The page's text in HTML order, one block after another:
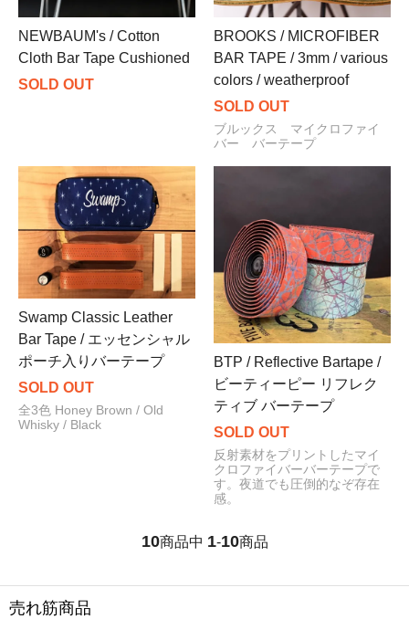
NEWBAUM's / Cotton
Cloth Bar Tape Cushioned
SOLD OUT
BROOKS / MICROFIBER
BAR TAPE / 3mm / various
colors / weatherproof
SOLD OUT
ブルックス マイクロファイ
バー バーテープ
Swamp Classic Leather
Bar Tape / エッセンシャル
ポーチ入りバーテープ
SOLD OUT
全3色 Honey Brown / Old
Whisky / Black
BTP / Reflective Bartape /
ビーティーピー リフレク
ティブ バーテープ
SOLD OUT
反射素材をプリントしたマイ
クロファイバーバーテープで
す。夜道でも圧倒的なぞ存在
感。
10商品中 1-10商品
売れ筋商品